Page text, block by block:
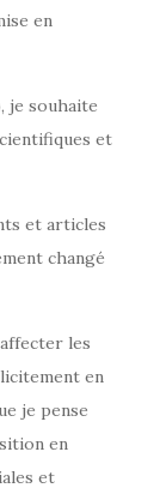
en
je souhaite
et
et articles
changé
les
en
je pense
en
et